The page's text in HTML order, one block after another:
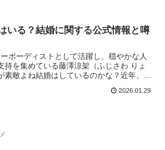
いる？結婚に関する公式情報と噂
ボーディストとして活躍し、穏やかな人
持を集めている藤澤涼架（ふじさわ りょ
素敵よね結婚はしているのかな？近年、
2026.01.29